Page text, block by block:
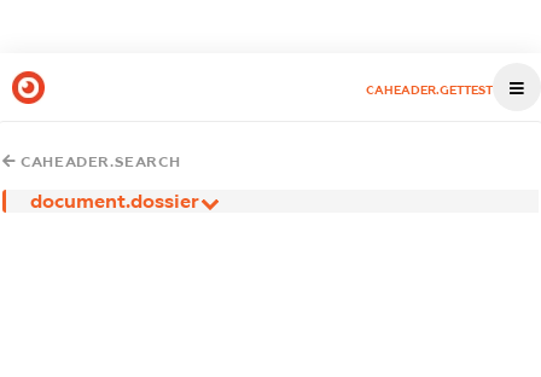
CAHEADER.GETTEST
CAHEADER.SEARCH
document.dossier